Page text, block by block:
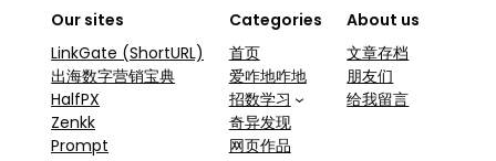
Our sites
LinkGate (ShortURL)
出海数字营销宝典
HalfPX
Zenkk
Prompt
Categories
首页
爱咋地咋地
招数学习
奇异发现
网页作品
About us
文章存档
朋友们
给我留言